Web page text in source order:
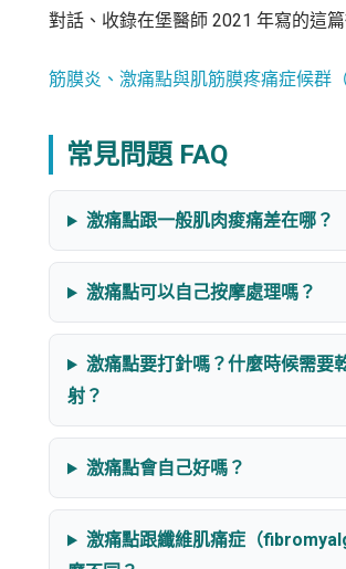
對話、收錄在堡醫師 2021 年寫的這篇
筋膜炎、激痛點與肌筋膜疼痛症候群（
常見問題 FAQ
激痛點跟一般肌肉痠痛差在哪？
激痛點可以自己按摩處理嗎？
激痛點要打針嗎？什麼時候需要
射？
激痛點會自己好嗎？
激痛點跟纖維肌痛症（